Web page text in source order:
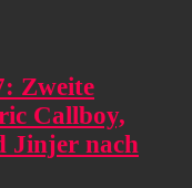
Zweite
Callboy,
Jinjer nach